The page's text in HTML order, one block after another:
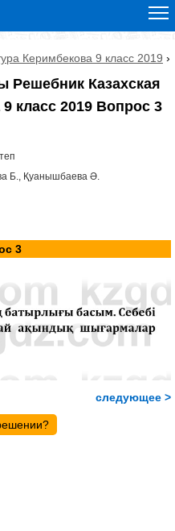
Керимбекова 9 класс 2019 ›
Казахская
класс 2019 Вопрос 3
Б., Қуанышбаева Ә.
3
следующее >